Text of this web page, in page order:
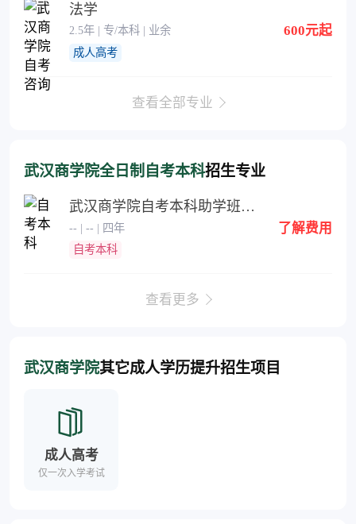
法学
2.5年 | 专/本科 | 业余
成人高考
600元起
查看全部专业
武汉商学院全日制自考本科招生专业
武汉商学院自考本科助学班招生简章
-- | -- | 四年
自考本科
了解费用
查看更多
武汉商学院其它成人学历提升招生项目
成人高考
仅一次入学考试